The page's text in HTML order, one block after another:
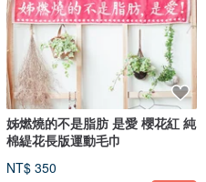
姊燃燒的不是脂肪 是愛 櫻花紅 純
棉緹花長版運動毛巾
NT$ 350